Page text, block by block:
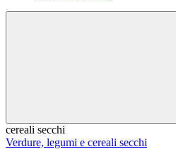
cereali secchi
Verdure, legumi e cereali secchi